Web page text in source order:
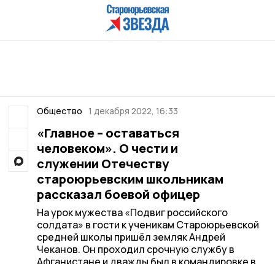
Общество 1 декабря 2022, 16:33
«Главное – оставаться
человеком». О чести и
служении Отечеству
староюрьевским школьникам
рассказал боевой офицер
На урок мужества «Подвиг российского
солдата» в гости к ученикам Староюрьевской
средней школы пришёл земляк Андрей
Чеканов. Он проходил срочную службу в